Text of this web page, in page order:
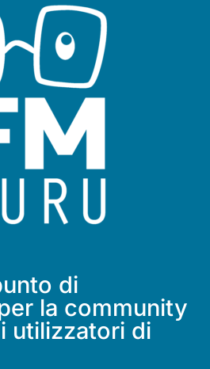
di
la community
utilizzatori di